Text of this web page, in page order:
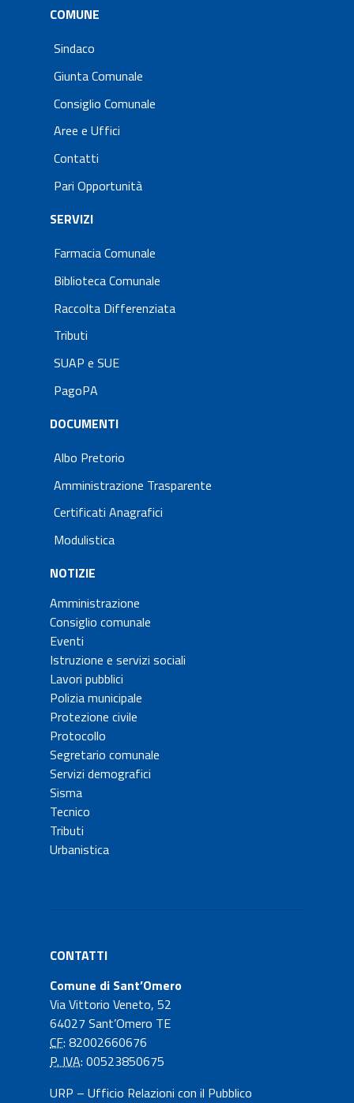
COMUNE
Sindaco
Giunta Comunale
Consiglio Comunale
Aree e Uffici
Contatti
Pari Opportunità
SERVIZI
Farmacia Comunale
Biblioteca Comunale
Raccolta Differenziata
Tributi
SUAP e SUE
PagoPA
DOCUMENTI
Albo Pretorio
Amministrazione Trasparente
Certificati Anagrafici
Modulistica
NOTIZIE
Amministrazione
Consiglio comunale
Eventi
Istruzione e servizi sociali
Lavori pubblici
Polizia municipale
Protezione civile
Protocollo
Segretario comunale
Servizi demografici
Sisma
Tecnico
Tributi
Urbanistica
CONTATTI
Comune di Sant’Omero
Via Vittorio Veneto, 52
64027 Sant’Omero TE
CF: 82002660676
P. IVA: 00523850675
URP – Ufficio Relazioni con il Pubblico